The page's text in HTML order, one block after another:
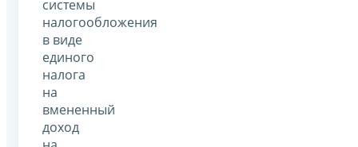
системы
налогообложения
в виде
единого
налога
на
вмененный
доход